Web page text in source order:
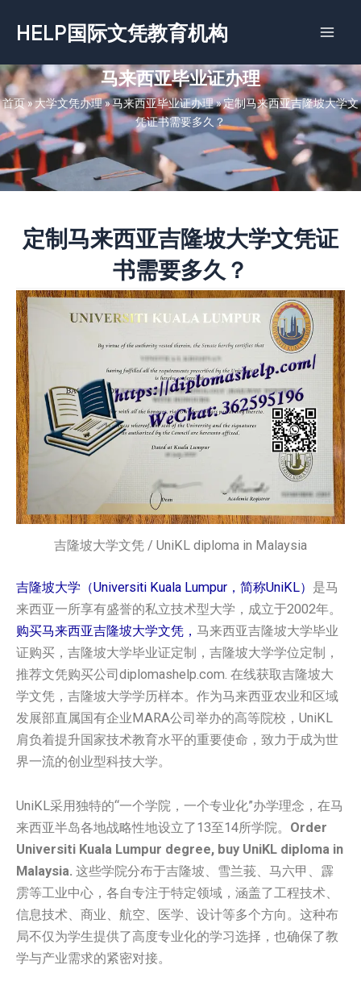
容
HELP国际文凭教育机构
马来西亚毕业证办理
首页»大学文凭办理»马来西亚毕业证办理»定制马来西亚吉隆坡大学文
凭证书需要多久？
定制马来西亚吉隆坡大学文凭证
书需要多久？
吉隆坡大学文凭 / UniKL diploma in Malaysia
吉隆坡大学（Universiti Kuala Lumpur，简称UniKL） 是马
来西亚一所享有盛誉的私立技术型大学，成立于2002年。
购买马来西亚吉隆坡大学文凭， 马来西亚吉隆坡大学毕业
证购买，吉隆坡大学毕业证定制，吉隆坡大学学位定制，
推荐文凭购买公司diplomashelp.com. 在线获取吉隆坡大
学文凭，吉隆坡大学学历样本。作为马来西亚农业和区域
发展部直属国有企业MARA公司举办的高等院校，UniKL
肩负着提升国家技术教育水平的重要使命，致力于成为世
界一流的创业型科技大学。
UniKL采用独特的“一个学院，一个专业化”办学理念，在马
来西亚半岛各地战略性地设立了13至14所学院。 Order
Universiti Kuala Lumpur degree, buy UniKL diploma in
Malaysia. 这些学院分布于吉隆坡、雪兰莪、马六甲、霹
雳等工业中心，各自专注于特定领域，涵盖了工程技术、
信息技术、商业、航空、医学、设计等多个方向。这种布
局不仅为学生提供了高度专业化的学习选择，也确保了教
学与产业需求的紧密对接。